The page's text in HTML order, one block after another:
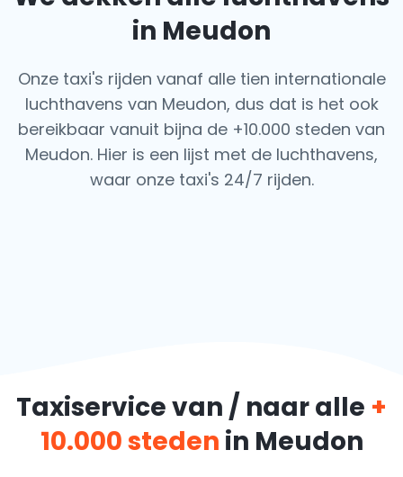
in Meudon
Onze taxi's rijden vanaf alle tien internationale
luchthavens van Meudon, dus dat is het ook
bereikbaar vanuit bijna de +10.000 steden van
Meudon. Hier is een lijst met de luchthavens,
waar onze taxi's 24/7 rijden.
Taxiservice van / naar alle +
10.000 steden in Meudon